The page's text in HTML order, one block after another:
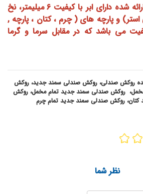
* تمام روکش های ارائه شده دارای ابر با کیفیت 6 میلیمتر، نخ
و پارچه های ( چرم ، کتان ، پارچه ,
می باشد که در مقابل سرما و گرما
روکش صندلی، روکش صندلی سمند جدید، روکش
روکش صندلی سمند جدید تمام مخمل، روکش
روکش صندلی سمند جدید تمام چرم
نظر شما